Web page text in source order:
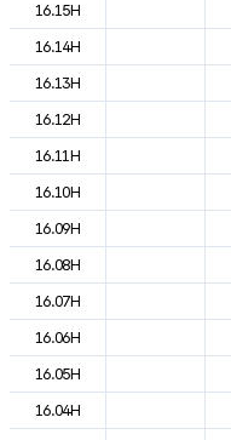
16.15H
16.14H
16.13H
16.12H
16.11H
16.10H
16.09H
16.08H
16.07H
16.06H
16.05H
16.04H